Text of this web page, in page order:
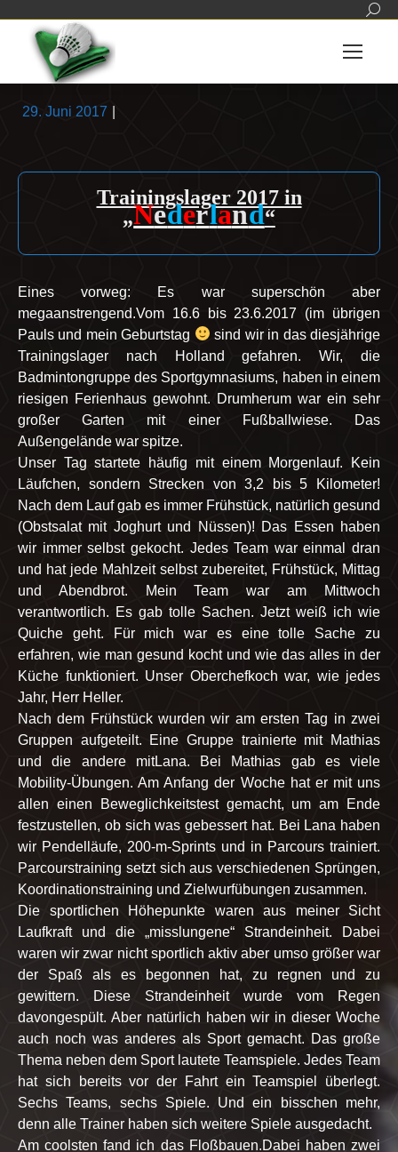
29. Juni 2017
Trainingslager 2017 in
„Nederland“
Eines vorweg: Es war superschön aber
megaanstrengend.Vom 16.6 bis 23.6.2017 (im übrigen
Pauls und mein Geburtstag
sind wir in das diesjährige
Trainingslager nach Holland gefahren. Wir, die
Badmintongruppe des Sportgymnasiums, haben in einem
riesigen Ferienhaus gewohnt. Drumherum war ein sehr
großer Garten mit einer Fußballwiese. Das
Außengelände war spitze.
Unser Tag startete häufig mit einem Morgenlauf. Kein
Läufchen, sondern Strecken von 3,2 bis 5 Kilometer!
Nach dem Lauf gab es immer Frühstück, natürlich gesund
(Obstsalat mit Joghurt und Nüssen)! Das Essen haben
wir immer selbst gekocht. Jedes Team war einmal dran
und hat jede Mahlzeit selbst zubereitet, Frühstück, Mittag
und Abendbrot. Mein Team war am Mittwoch
verantwortlich. Es gab tolle Sachen. Jetzt weiß ich wie
Quiche geht. Für mich war es eine tolle Sache zu
erfahren, wie man gesund kocht und wie das alles in der
Küche funktioniert. Unser Oberchefkoch war, wie jedes
Jahr, Herr Heller.
Nach dem Frühstück wurden wir am ersten Tag in zwei
Gruppen aufgeteilt. Eine Gruppe trainierte mit Mathias
und die andere mitLana. Bei Mathias gab es viele
Mobility-Übungen. Am Anfang der Woche hat er mit uns
allen einen Beweglichkeitstest gemacht, um am Ende
festzustellen, ob sich was gebessert hat. Bei Lana haben
wir Pendelläufe, 200-m-Sprints und in Parcours trainiert.
Parcourstraining setzt sich aus verschiedenen Sprüngen,
Koordinationstraining und Zielwurfübungen zusammen.
Die sportlichen Höhepunkte waren aus meiner Sicht
Laufkraft und die „misslungene“ Strandeinheit. Dabei
waren wir zwar nicht sportlich aktiv aber umso größer war
der Spaß als es begonnen hat, zu regnen und zu
gewittern. Diese Strandeinheit wurde vom Regen
davongespült. Aber natürlich haben wir in dieser Woche
auch noch was anderes als Sport gemacht. Das große
Thema neben dem Sport lautete Teamspiele. Jedes Team
hat sich bereits vor der Fahrt ein Teamspiel überlegt.
Sechs Teams, sechs Spiele. Und ein bisschen mehr,
denn alle Trainer haben sich weitere Spiele ausgedacht.
Am coolsten fand ich das Floßbauen.Dabei haben zwei